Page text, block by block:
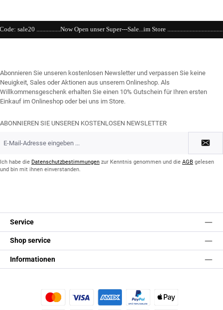
Open unser Super---Sale...im Store
Abonnieren Sie unseren kostenlosen Newsletter und verpassen Sie keine
Neuigkeit, Sales oder Aktionen aus unserem Onlineshop. Als
Willkommensgeschenk erhalten Sie einen 10% Gutschein für Ihren ersten
Einkauf im Onlineshop oder bei uns im Store.
ABONNIEREN SIE UNSEREN KOSTENLOSEN NEWSLETTER
Mail-
*Ich habe die Datenschutzbestimmungen zur Kenntnis genommen und die AGB gelesen
und bin mit ihnen einverstanden.
Service
Shop service
Informationen